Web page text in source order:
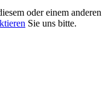
oder einem anderen
Sie uns bitte.